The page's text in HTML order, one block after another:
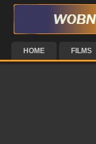
HOME FILMS